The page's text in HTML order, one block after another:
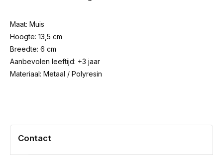
Maat: Muis
Hoogte: 13,5 cm
Breedte: 6 cm
Aanbevolen leeftijd: +3 jaar
Materiaal: Metaal / Polyresin
Contact